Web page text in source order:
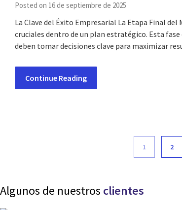
Posted on 16 de septiembre de 2025
La Clave del Éxito Empresarial La Etapa Final
cruciales dentro de un plan estratégico. Esta
deben tomar decisiones clave para maximizar
Continue Reading
1 2
Algunos de nuestros clientes